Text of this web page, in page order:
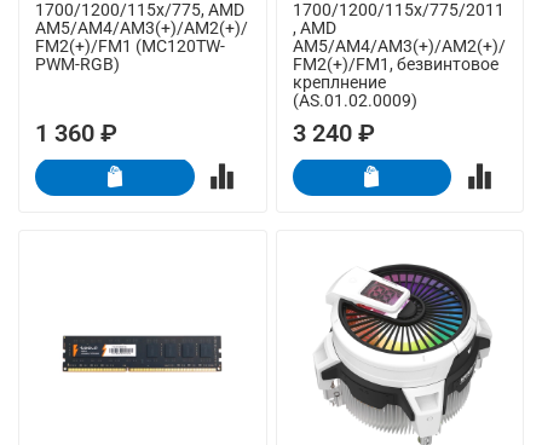
1700/1200/115x/775, AMD
AM5/AM4/AM3(+)/AM2(+)/
FM2(+)/FM1 (MC120TW-
PWM-RGB)
1 360 ₽
1700/1200/115x/775/2011
, AMD
AM5/AM4/AM3(+)/AM2(+)/
FM2(+)/FM1, безвинтовое
креплнение
(AS.01.02.0009)
3 240 ₽